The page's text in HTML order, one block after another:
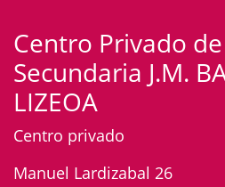
Centro Privado
Secundaria J.M.
LIZEOA
Centro privado
Manuel Lardizabal 26